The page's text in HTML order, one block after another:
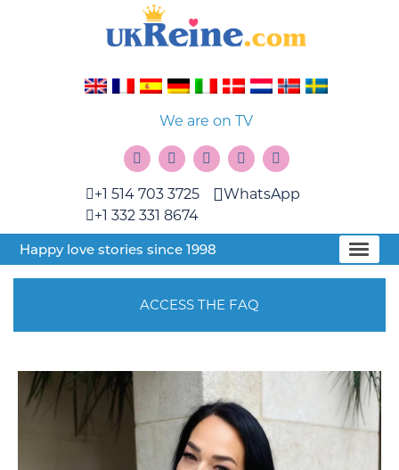
We are on TV
+1 514 703 3725
+1 332 331 8674
WhatsApp
Happy love stories since 1998
ACCESS THE FAQ